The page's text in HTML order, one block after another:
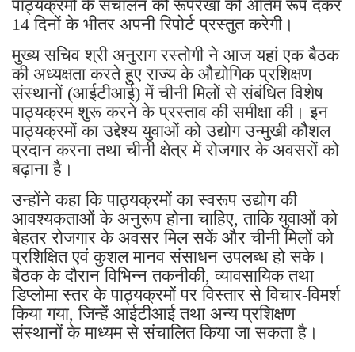
पाठ्यक्रमों के संचालन की रूपरेखा को अंतिम रूप देकर
14 दिनों के भीतर अपनी रिपोर्ट प्रस्तुत करेगी।
मुख्य सचिव श्री अनुराग रस्तोगी ने आज यहां एक बैठक
की अध्यक्षता करते हुए राज्य के औद्योगिक प्रशिक्षण
संस्थानों (आईटीआई) में चीनी मिलों से संबंधित विशेष
पाठ्यक्रम शुरू करने के प्रस्ताव की समीक्षा की। इन
पाठ्यक्रमों का उद्देश्य युवाओं को उद्योग उन्मुखी कौशल
प्रदान करना तथा चीनी क्षेत्र में रोजगार के अवसरों को
बढ़ाना है।
उन्होंने कहा कि पाठ्यक्रमों का स्वरूप उद्योग की
आवश्यकताओं के अनुरूप होना चाहिए, ताकि युवाओं को
बेहतर रोजगार के अवसर मिल सकें और चीनी मिलों को
प्रशिक्षित एवं कुशल मानव संसाधन उपलब्ध हो सके।
बैठक के दौरान विभिन्न तकनीकी, व्यावसायिक तथा
डिप्लोमा स्तर के पाठ्यक्रमों पर विस्तार से विचार-विमर्श
किया गया, जिन्हें आईटीआई तथा अन्य प्रशिक्षण
संस्थानों के माध्यम से संचालित किया जा सकता है।